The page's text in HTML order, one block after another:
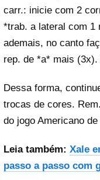
carr.: inicie com 2
*trab. a lateral com 1
ademais, no canto
rep. de *a* mais
Dessa forma,
trocas de cores.
do jogo Americano
Leia também: Xale
passo a passo com